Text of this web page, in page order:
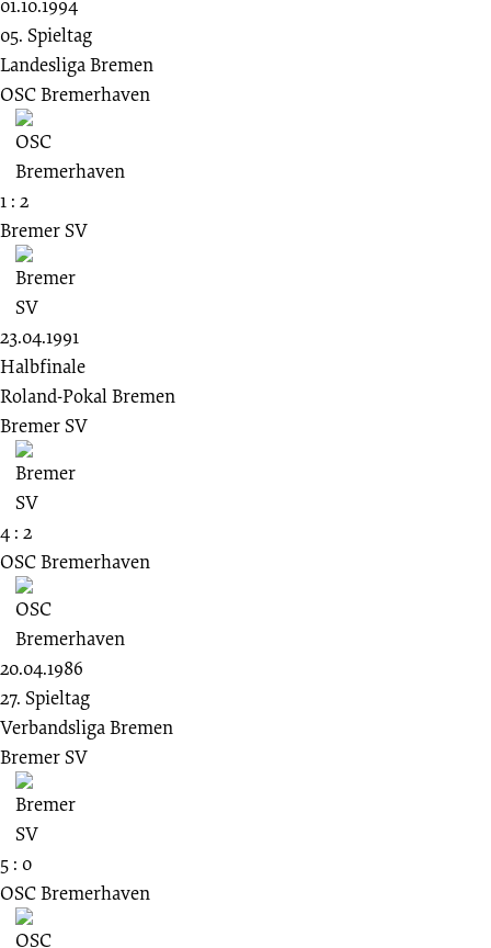
01.10.1994
05. Spieltag
Landesliga Bremen
OSC Bremerhaven
1 : 2
Bremer SV
23.04.1991
Halbfinale
Roland-Pokal Bremen
Bremer SV
4 : 2
OSC Bremerhaven
20.04.1986
27. Spieltag
Verbandsliga Bremen
Bremer SV
5 : 0
OSC Bremerhaven